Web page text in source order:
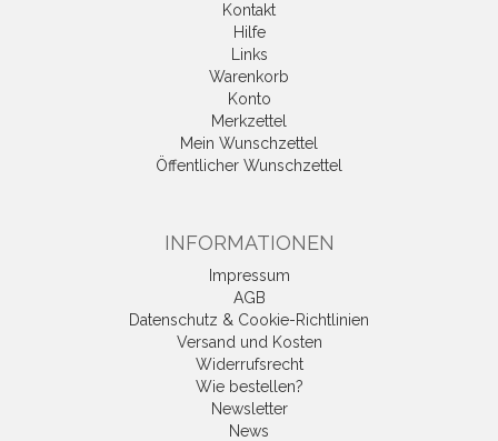
Kontakt
Hilfe
Links
Warenkorb
Konto
Merkzettel
Mein Wunschzettel
Öffentlicher Wunschzettel
INFORMATIONEN
Impressum
AGB
Datenschutz & Cookie-Richtlinien
Versand und Kosten
Widerrufsrecht
Wie bestellen?
Newsletter
News